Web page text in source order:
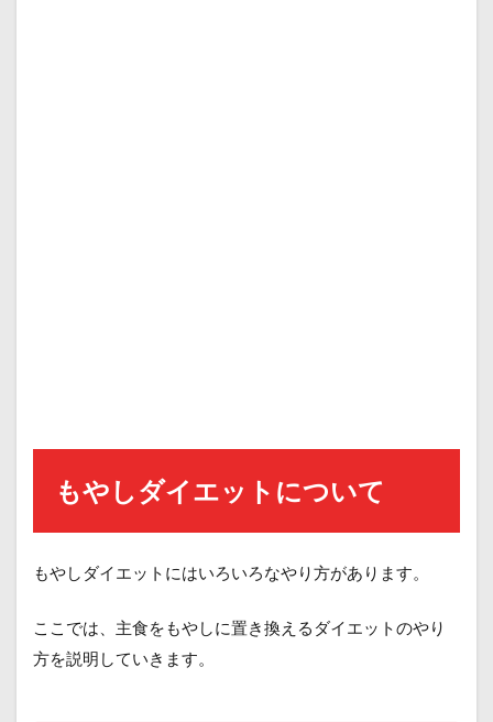
もやしダイエットについて
もやしダイエットにはいろいろなやり方があります。
ここでは、主食をもやしに置き換えるダイエットのやり
方を説明していきます。